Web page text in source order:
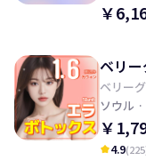
￥
ベリ
ベリー
ソウル
￥
kid_star4.9(225